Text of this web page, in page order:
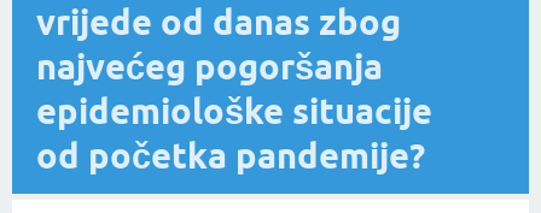
vrijede od danas zbog
najvećeg pogoršanja
epidemiološke situacije
od početka pandemije?